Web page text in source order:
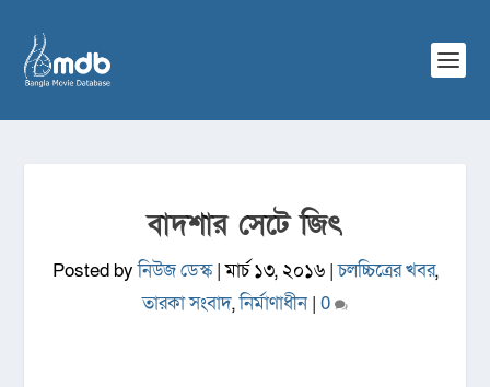
বাদশার সেটে জিৎ
Posted byনিউজ ডেস্ক|মার্চ ১৩, ২০১৬|চলচ্চিত্রের খবর,
তারকা সংবাদ,নির্মাণাধীন| 0